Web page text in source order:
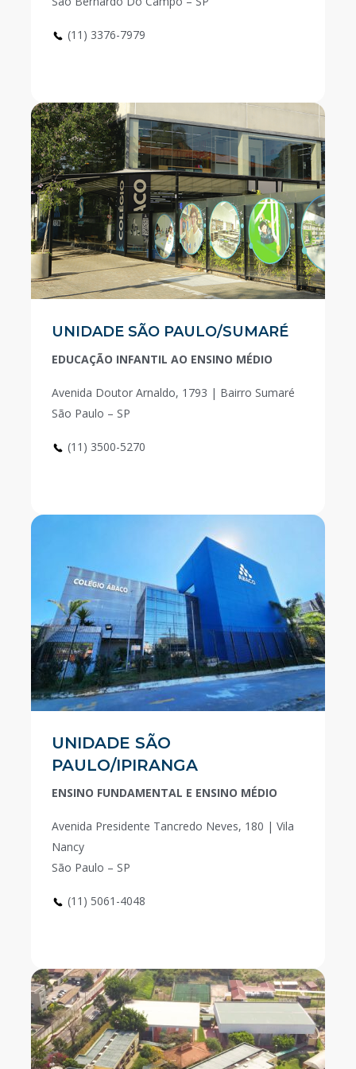
(11) 3376-7979
UNIDADE SÃO PAULO/SUMARÉ
EDUCAÇÃO INFANTIL AO ENSINO MÉDIO
Avenida Doutor Arnaldo, 1793 | Bairro Sumaré
São Paulo – SP
(11) 3500-5270
UNIDADE SÃO
PAULO/IPIRANGA
ENSINO FUNDAMENTAL E ENSINO MÉDIO
Avenida Presidente Tancredo Neves, 180 | Vila
Nancy
São Paulo – SP
(11) 5061-4048